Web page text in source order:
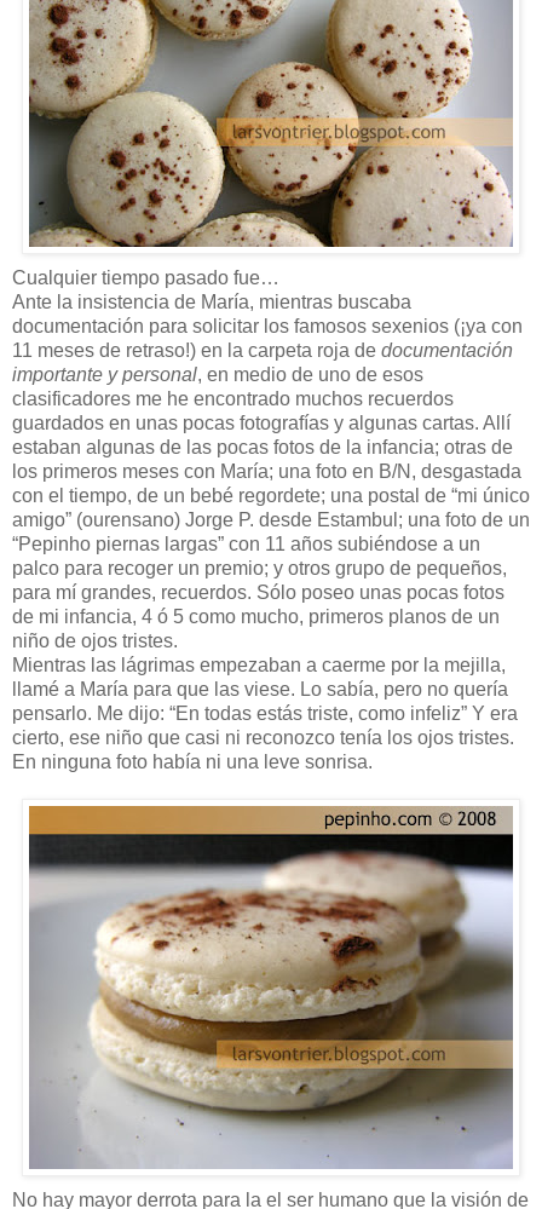
Cualquier tiempo pasado fue…
Ante la insistencia de María, mientras buscaba
documentación para solicitar los famosos sexenios (¡ya con
11 meses de retraso!) en la carpeta roja de documentación
importante y personal, en medio de uno de esos
clasificadores me he encontrado muchos recuerdos
guardados en unas pocas fotografías y algunas cartas. Allí
estaban algunas de las pocas fotos de la infancia; otras de
los primeros meses con María; una foto en B/N, desgastada
con el tiempo, de un bebé regordete; una postal de “mi único
amigo” (ourensano) Jorge P. desde Estambul; una foto de un
“Pepinho piernas largas” con 11 años subiéndose a un
palco para recoger un premio; y otros grupo de pequeños,
para mí grandes, recuerdos. Sólo poseo unas pocas fotos
de mi infancia, 4 ó 5 como mucho, primeros planos de un
niño de ojos tristes.
Mientras las lágrimas empezaban a caerme por la mejilla,
llamé a María para que las viese. Lo sabía, pero no quería
pensarlo. Me dijo: “En todas estás triste, como infeliz” Y era
cierto, ese niño que casi ni reconozco tenía los ojos tristes.
En ninguna foto había ni una leve sonrisa.
No hay mayor derrota para la el ser humano que la visión de